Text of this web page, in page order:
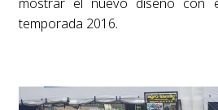
temporada 2016.